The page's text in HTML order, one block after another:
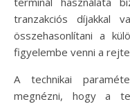
tranzakciós díjakkal
összehasonlítani a
figyelembe venni a
A technikai
megnézni, hogy a